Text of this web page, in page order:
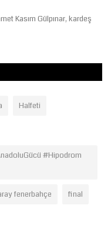
Kasım Gülpınar, kardeş
Halfeti
#Hipodrom
fenerbahçe final